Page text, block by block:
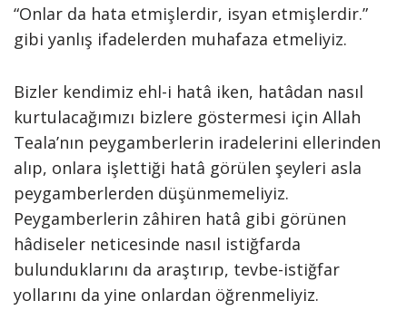
“Onlar da hata etmişlerdir, isyan etmişlerdir.”
gibi yanlış ifadelerden muhafaza etmeliyiz.
Bizler kendimiz ehl-i hatâ iken, hatâdan nasıl
kurtulacağımızı bizlere göstermesi için Allah
Teala’nın peygamberlerin iradelerini ellerinden
alıp, onlara işlettiği hatâ görülen şeyleri asla
peygamberlerden düşünmemeliyiz.
Peygamberlerin zâhiren hatâ gibi görünen
hâdiseler neticesinde nasıl istiğfarda
bulunduklarını da araştırıp, tevbe-istiğfar
yollarını da yine onlardan öğrenmeliyiz.